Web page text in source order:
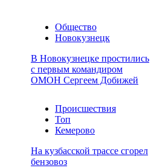
Общество
Новокузнецк
В Новокузнецке простились
с первым командиром
ОМОН Сергеем Добижей
Происшествия
Топ
Кемерово
На кузбасской трассе сгорел
бензовоз